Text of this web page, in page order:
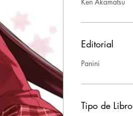
Editorial
Panini
Tipo de Libro